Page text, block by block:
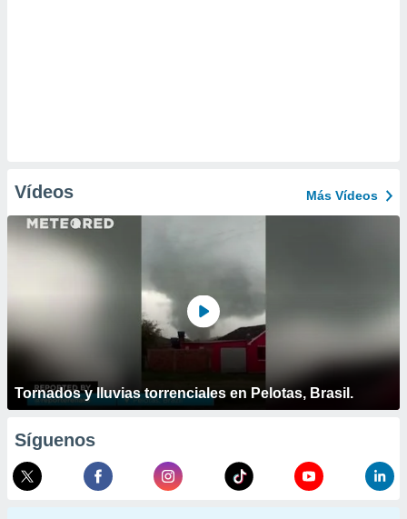
Vídeos Más Vídeos
Tornados y lluvias torrenciales en Pelotas, Brasil.
Síguenos